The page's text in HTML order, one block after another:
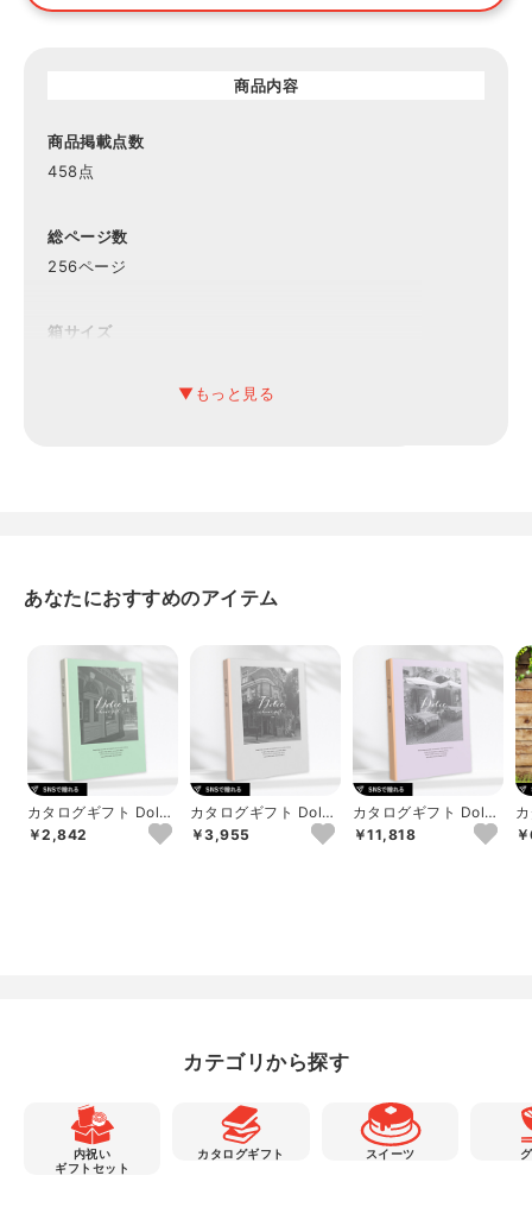
商品内容
商品掲載点数
458点
総ページ数
256ページ
箱サイズ
あなたにおすすめのアイテム
カタログギフト Dolce
ロッソ
￥2,842
カタログギフト Dolce
ヴィオラ
￥3,955
カタログギフト Dolce
アルジェント
￥11,818
カテゴリから探す
内祝い
ギフトセット
カタログギフト スイーツ